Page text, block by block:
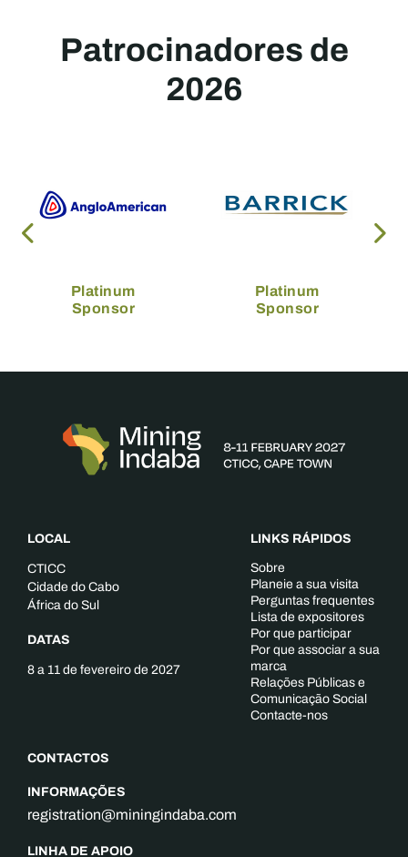
Patrocinadores de
2026
Platinum
Sponsor
Platinum
Sponsor
LOCAL
CTICC
Cidade do Cabo
África do Sul
DATAS
8 a 11 de fevereiro de 2027
CONTACTOS
INFORMAÇÕES
registration@miningindaba.com
LINHA DE APOIO
LINKS RÁPIDOS
Sobre
Planeie a sua visita
Perguntas frequentes
Lista de expositores
Por que participar
Por que associar a sua
marca
Relações Públicas e
Comunicação Social
Contacte-nos